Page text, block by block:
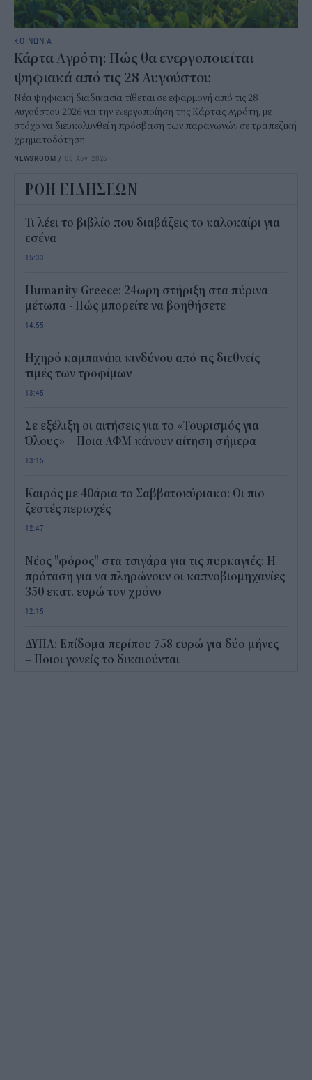
ΚΟΙΝΩΝΙΑ
Κάρτα Αγρότη: Πώς θα ενεργοποιείται
ψηφιακά από τις 28 Αυγούστου
Νέα ψηφιακή διαδικασία τίθεται σε εφαρμογή από τις 28
Αυγούστου 2026 για την ενεργοποίηση της Κάρτας Αγρότη, με
στόχο να διευκολυνθεί η πρόσβαση των παραγωγών σε τραπεζική
χρηματοδότηση.
NEWSROOM / 06 Αυγ 2026
ΡΟΗ ΕΙΔΗΣΕΩΝ
Τι λέει το βιβλίο που διαβάζεις το καλοκαίρι για
εσένα
15:33
Humanity Greece: 24ωρη στήριξη στα πύρινα
μέτωπα - Πώς μπορείτε να βοηθήσετε
14:55
Ηχηρό καμπανάκι κινδύνου από τις διεθνείς
τιμές των τροφίμων
13:45
Σε εξέλιξη οι αιτήσεις για το «Τουρισμός για
Όλους» – Ποια ΑΦΜ κάνουν αίτηση σήμερα
13:15
Καιρός με 40άρια το Σαββατοκύριακο: Οι πιο
ζεστές περιοχές
12:47
Νέος "φόρος" στα τσιγάρα για τις πυρκαγιές: Η
πρόταση για να πληρώνουν οι καπνοβιομηχανίες
350 εκατ. ευρώ τον χρόνο
12:15
ΔΥΠΑ: Επίδομα περίπου 758 ευρώ για δύο μήνες
– Ποιοι γονείς το δικαιούνται